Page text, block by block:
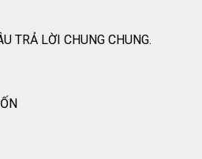
TRẢ LỜI CHUNG CHUNG.